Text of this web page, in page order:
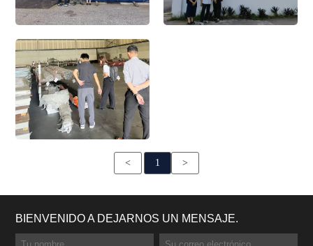
< 1 >
BIENVENIDO A DEJARNOS UN MENSAJE.